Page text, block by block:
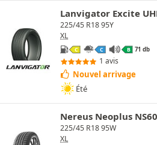
Lanvigator Excite
225/45 R18 95Y
XL
C C B 71 db
1 avis
Nouvel arrivage
Été
Nereus Neoplus
225/45 R18 95W
XL